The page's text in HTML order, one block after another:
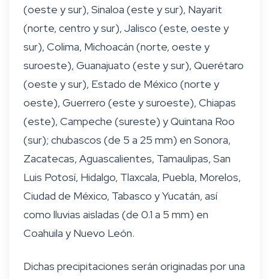
(oeste y sur), Sinaloa (este y sur), Nayarit
(norte, centro y sur), Jalisco (este, oeste y
sur), Colima, Michoacán (norte, oeste y
suroeste), Guanajuato (este y sur), Querétaro
(oeste y sur), Estado de México (norte y
oeste), Guerrero (este y suroeste), Chiapas
(este), Campeche (sureste) y Quintana Roo
(sur); chubascos (de 5 a 25 mm) en Sonora,
Zacatecas, Aguascalientes, Tamaulipas, San
Luis Potosí, Hidalgo, Tlaxcala, Puebla, Morelos,
Ciudad de México, Tabasco y Yucatán, así
como lluvias aisladas (de 0.1 a 5 mm) en
Coahuila y Nuevo León.
Dichas precipitaciones serán originadas por una